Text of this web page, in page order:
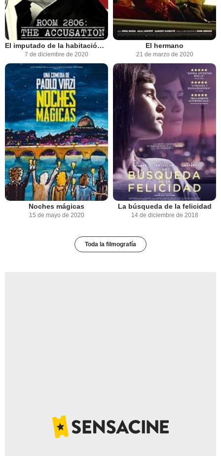
El imputado de la habitación 2806
7 de diciembre de 2020
El hermano
21 de marzo de 2020
Noches mágicas
15 de mayo de 2020
La búsqueda de la felicidad
14 de diciembre de 2018
Toda la filmografía